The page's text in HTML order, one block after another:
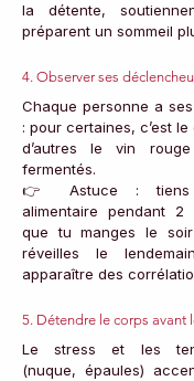
la détente,
préparent un sommeil
4. Observer ses
Chaque personne a
: pour certaines, c’est
d’autres le vin
fermentés.
👉 Astuce : tiens
alimentaire pendant
que tu manges le
réveilles le
apparaître des
5. Détendre le corps avant
Le stress et les
(nuque, épaules)